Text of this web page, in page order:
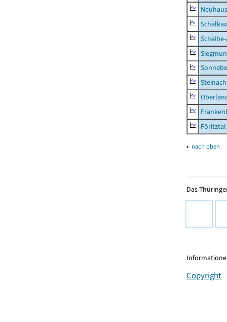
Föritztal
▴ nach oben
Das
Copyright